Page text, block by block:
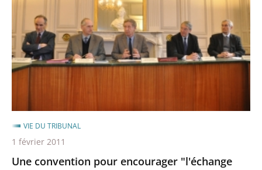
encourager
"l'échange
numérisé"
Une convention pour encourager "l'échange
VIE DU TRIBUNAL
1 février 2011